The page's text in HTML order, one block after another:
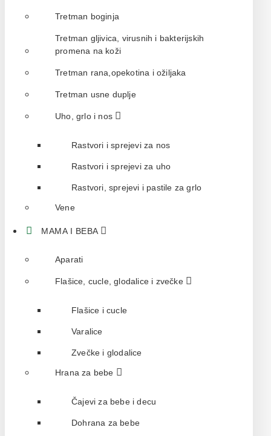
Tretman boginja
Tretman gljivica, virusnih i bakterijskih
promena na koži
Tretman rana,opekotina i ožiljaka
Tretman usne duplje
Uho, grlo i nos
Rastvori i sprejevi za nos
Rastvori i sprejevi za uho
Rastvori, sprejevi i pastile za grlo
Vene
MAMA I BEBA
Aparati
Flašice, cucle, glodalice i zvečke
Flašice i cucle
Varalice
Zvečke i glodalice
Hrana za bebe
Čajevi za bebe i decu
Dohrana za bebe